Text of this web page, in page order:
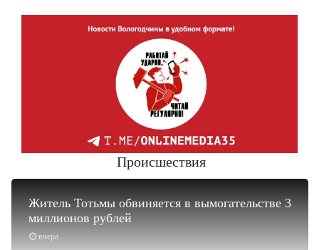
Происшествия
вчера
Житель Тотьмы обвиняется в вымогательстве 3
миллионов рублей